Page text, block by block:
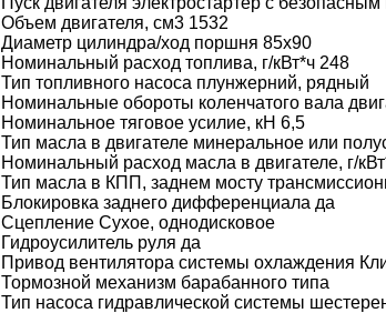
Объем двигателя, см3 1532
Диаметр цилиндра/ход поршня 85х90
Номинальный расход топлива, г/кВт*ч 248
Тип топливного насоса плунжерний, рядный
Номинальные обороты коленчатого вала
Номинальное тяговое усилие, кН 6,5
Тип масла в двигателе минеральное или
Номинальный расход масла в двигателе, г/
Тип масла в КПП, заднем мосту
Блокировка заднего дифференциала да
Сцепление Сухое, однодисковое
Гидроусилитель руля да
Привод вентилятора системы охлаждения
Тормозной механизм барабанного типа
Тип насоса гидравлической системы